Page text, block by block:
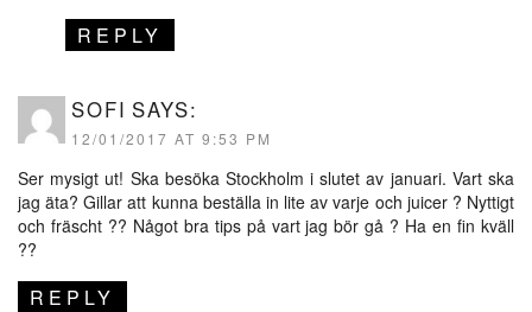
REPLY
SOFI SAYS:
12/01/2017 AT 9:53 PM
Ser mysigt ut! Ska besöka Stockholm i slutet av januari. Vart ska
jag äta? Gillar att kunna beställa in lite av varje och juicer ? Nyttigt
och fräscht ?? Något bra tips på vart jag bör gå ? Ha en fin kväll
??
REPLY